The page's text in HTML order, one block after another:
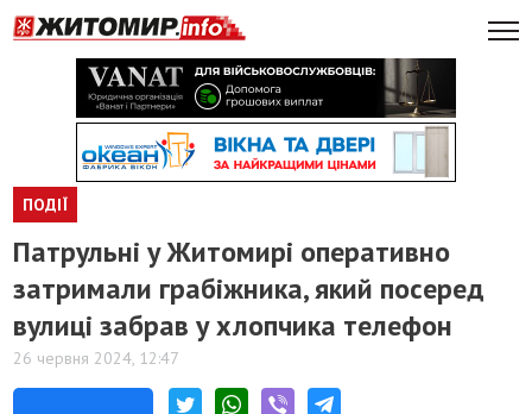
ПОДІЇ
Патрульні у Житомирі оперативно
затримали грабіжника, який посеред
вулиці забрав у хлопчика телефон
26 червня 2024, 12:47